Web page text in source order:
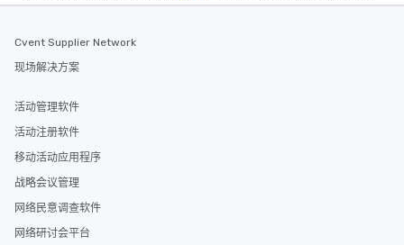
Cvent Supplier Network
现场解决方案
活动管理软件
活动注册软件
移动活动应用程序
战略会议管理
网络民意调查软件
网络研讨会平台